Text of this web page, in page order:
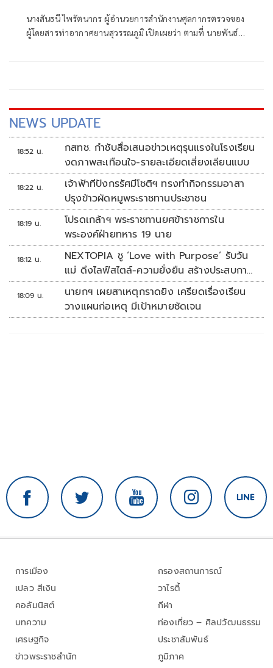
นางสันธนี ไพรัตนากร ผู้อำนวยการสำนักงานศุลกากรตรวจของ
ผู้โดยสารท่าอากาศยานสุวรรณภูมิ เปิดเผยว่า ตามที่ นายพันธ์
NEWS UPDATE
18:52 น.
กสทช. กำชับสื่อเสนอข่าวเหตุรุนแรงในโรงเรียน
งดภาพสะเทือนใจ-รายละเอียดเสี่ยงเลียนแบบ
18:22 น.
เจ้าฟ้าทีปังกรรัศมีโชติฯ ทรงทำกิจกรรมอาสา
ปรุงข้าวผัดหมูพระราชทานประชาชน
18:19 น.
โปรดเกล้าฯ พระราชทานยศข้าราชการใน
พระองค์ฝ่ายทหาร 19 นาย
18:12 น.
NEXTOPIA ชู ‘Love with Purpose’ รับวัน
แม่ ดึงไลฟ์สไตล์-ความยั่งยืน สร้างประสบกา
รณ์ช้อปปิงมีความหมาย
18:09 น.
นายกฯ เผยสาเหตุกราดยิง เครียดเรื่องเรียน
วางแผนก่อเหตุ มีเป้าหมายชัดเจน
การเมือง
เปลว สีเงิน
คอลัมนิสต์
บทความ
เศรษฐกิจ
ข่าวพระราชสำนัก
กรองสถานการณ์
วาไรตี้
กีฬา
ท่องเที่ยว – ศิลปวัฒนธรรม
ประชาสัมพันธ์
ภูมิภาค